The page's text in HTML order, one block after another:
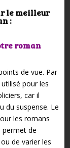
le meilleur
:
roman
de vue. Par
pour les
car il
du suspense. Le
les romans
permet de
de varier les